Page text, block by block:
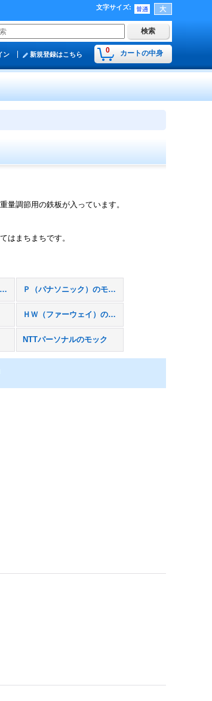
文字サイズ:
0 カートの中身
ン 新規登録はこちら
量調節用の鉄板が入っています。
はまちまちです。
Ｎ（ＮＥＣ）＆ＣＡ（カシオ）のモック Ｐ（パナソニック）のモック
ＨＷ（ファーウェイ）のモック
NTTパーソナルのモック